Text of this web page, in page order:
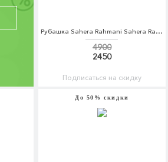
Рубашка Sahera Rahmani Sahera Rahmani MP002XM0W5KI
4900
2450
Подписаться на скидку
До 50% скидки